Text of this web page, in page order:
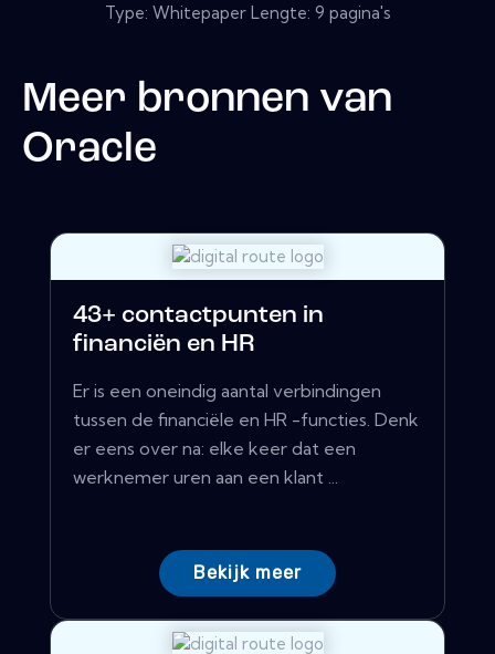
Type: Whitepaper Lengte: 9 pagina's
Meer bronnen van
Oracle
43+ contactpunten in
financiën en HR
Er is een oneindig aantal verbindingen
tussen de financiële en HR -functies. Denk
er eens over na: elke keer dat een
werknemer uren aan een klant ...
Bekijk meer